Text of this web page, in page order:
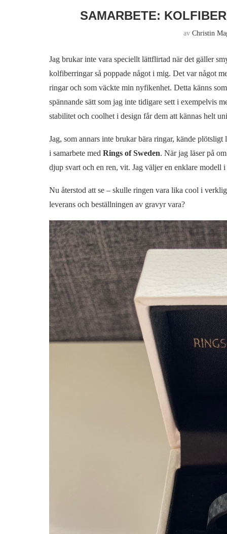
SAMARBETE:
av Christin
Jag brukar inte vara speciellt lättflirtad när det gäller
kolfiberringar så poppade något i mig. Det var något
ringar och som väckte min nyfikenhet. Detta känns
spännande sätt som jag inte tidigare sett i exempelvis
stabilitet och coolhet i design får dem att kännas helt
Jag, som annars inte brukar bära ringar, kände
i samarbete med Rings of Sweden. När jag läser på
djup svart och en ren, vit. Jag väljer en enklare modell
Nu återstod att se – skulle ringen vara lika cool i
leverans och beställningen av gravyr vara?